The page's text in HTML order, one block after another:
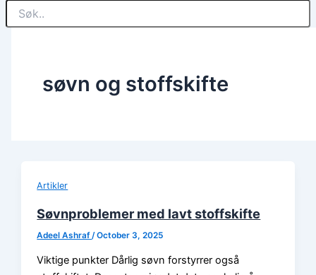
søvn og stoffskifte
Artikler
Søvnproblemer med lavt stoffskifte
Adeel Ashraf /October 3, 2025
Viktige punkter Dårlig søvn forstyrrer også